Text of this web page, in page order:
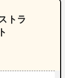
トラ